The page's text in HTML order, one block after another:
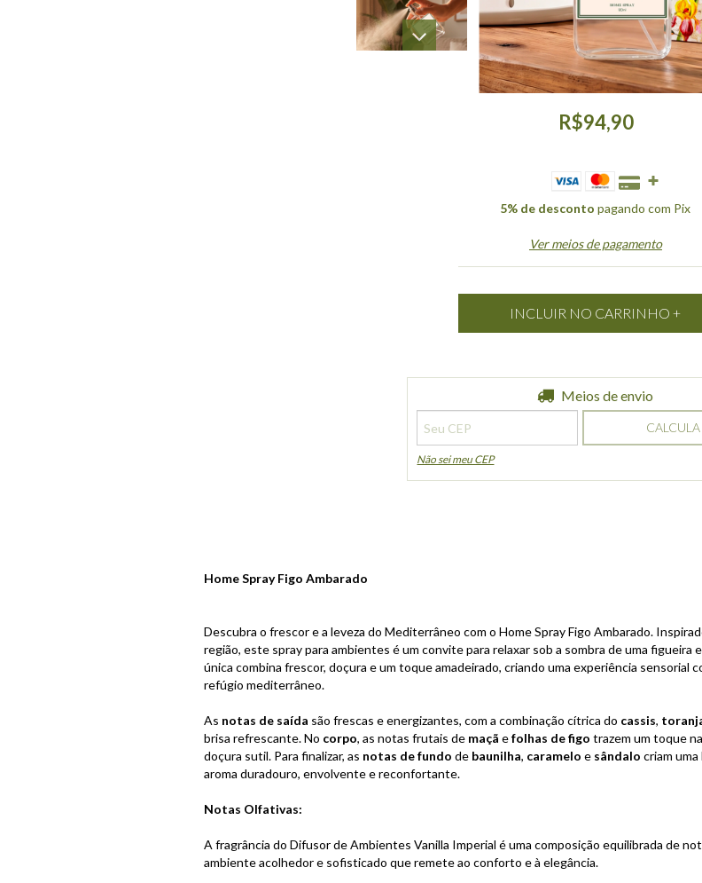
R$94,90
5% de desconto pagando com Pix
Ver meios de pagamento
Meios de envio
Não sei meu CEP
Home Spray Figo Ambarado
Descubra o frescor e a leveza do Mediterrâneo com o Home Spray Figo Ambarado.
região, este spray para ambientes é um convite para relaxar sob a sombra de uma figueira
única combina frescor, doçura e um toque amadeirado, criando uma experiência sensorial
refúgio mediterrâneo.
As notas de saída são frescas e energizantes, com a combinação cítrica do cassis,
brisa refrescante. No corpo, as notas frutais de maçã efolhas de figo trazem um toque
doçura sutil. Para finalizar, as notas de fundo de baunilha, caramelo e sândalo criam
aroma duradouro, envolvente e reconfortante.
Notas Olfativas:
A fragrância do Difusor de Ambientes Vanilla Imperial é uma composição equilibrada de
ambiente acolhedor e sofisticado que remete ao conforto e à elegância.